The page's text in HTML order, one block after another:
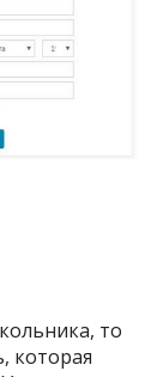
то
которая